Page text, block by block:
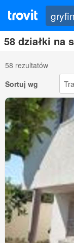
58 działki na
58 rezultatów
Sortuj wg